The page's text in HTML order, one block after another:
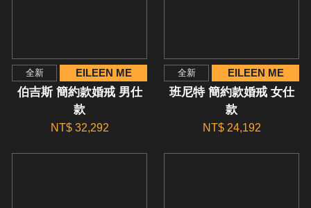
全新 EILEEN ME
伯吉斯 簡約款婚戒 男仕
款
NT$ 32,292
全新 EILEEN ME
班尼特 簡約款婚戒 女仕
款
NT$ 24,192